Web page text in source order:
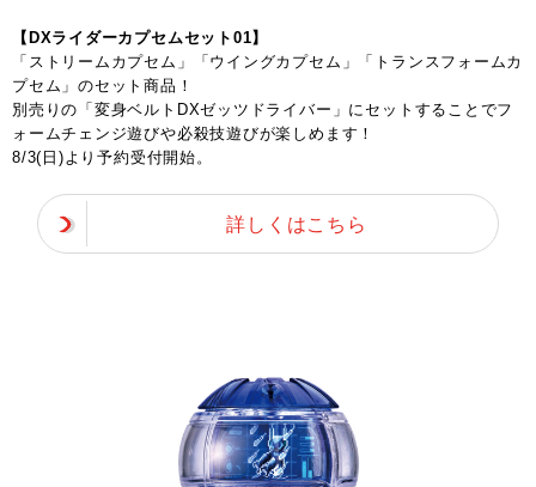
【DXライダーカプセムセット01】
「ストリームカプセム」「ウイングカプセム」「トランスフォームカ
プセム」のセット商品！
別売りの「変身ベルトDXゼッツドライバー」にセットすることでフ
ォームチェンジ遊びや必殺技遊びが楽しめます！
8/3(日)より予約受付開始。
詳しくはこちら